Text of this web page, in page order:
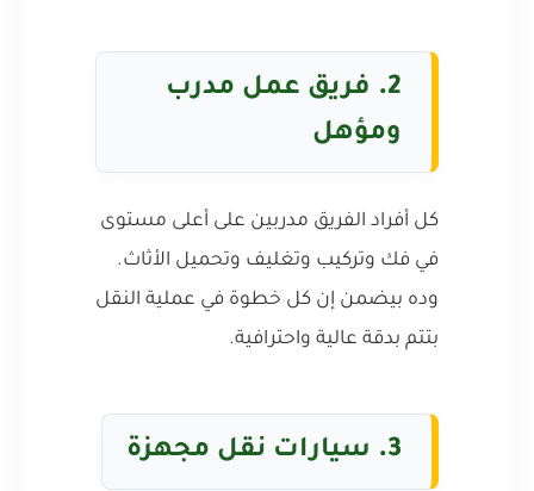
2.
فريق عمل مدرب
ومؤهل
كل أفراد الفريق مدربين على أعلى مستوى
في فك وتركيب وتغليف وتحميل الأثاث.
وده بيضمن إن كل خطوة في عملية النقل
بتتم بدقة عالية واحترافية.
3. سيارات نقل مجهزة